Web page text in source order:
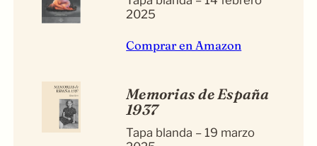
2025
Comprar en Amazon
Memorias de España
1937
Tapa blanda – 19 marzo